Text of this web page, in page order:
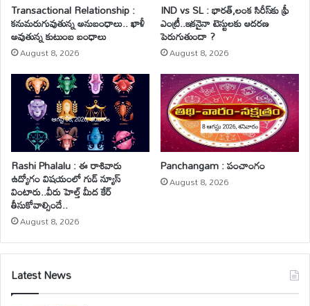
Transactional Relationship :
కనుమరుగువుతున్న అనుబంధాలు.. ఖాళీ
అవుతున్న కుటుంబ బంధాలు
August 8, 2026
IND vs SL : భారత్,లంక సిరీస్‌కు ఫ్రీ
ఎంట్రీ..ఇకనైనా టెస్టులకు ఆదరణ
పెరుగుతుందా ?
August 8, 2026
Rashi Phalalu : ఈ రాశివారు
ఉద్యోగం విషయంలో గుడ్ న్యూస్
వింటారు..వీరు హెల్త్ మీద కేర్
తీసుకోవాల్సిందే..
August 8, 2026
Panchangam : పంచాంగం
August 8, 2026
Latest News